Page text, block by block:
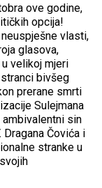
ove godine,
opcija!
vlasti,
glasova,
velikoj mjeri
bivšeg
prerane smrti
Sulejmana
sin
Čovića i
stranke u